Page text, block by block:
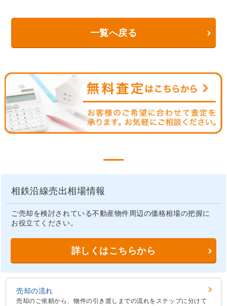
一覧へ戻る
相鉄沿線売出相場情報
ご売却を検討されている不動産物件周辺の価格相場の把握に
お役立てください。
詳しくはこちらから
売却の流れ
売却のご依頼から、物件の引き渡しまでの流れをステップに分けて